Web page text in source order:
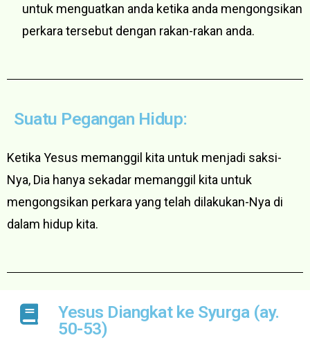
untuk menguatkan anda ketika anda mengongsikan
perkara tersebut dengan rakan-rakan anda.
Suatu Pegangan Hidup:
Ketika Yesus memanggil kita untuk menjadi saksi-
Nya, Dia hanya sekadar memanggil kita untuk
mengongsikan perkara yang telah dilakukan-Nya di
dalam hidup kita.
Yesus Diangkat ke Syurga (ay.
50-53)